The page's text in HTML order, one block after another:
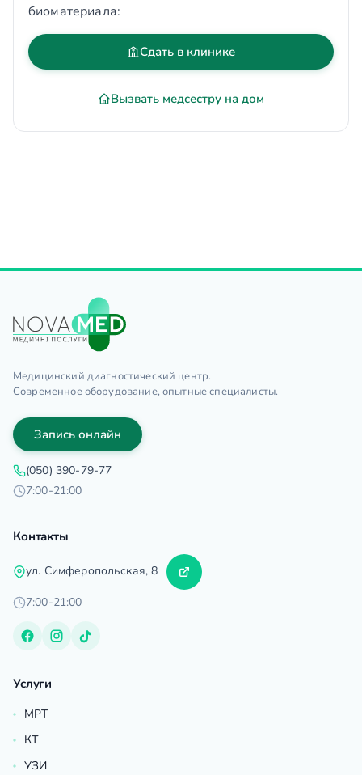
биоматериала:
Сдать в клинике
Вызвать медсестру на дом
Медицинский диагностический центр.
Современное оборудование, опытные специалисты.
Запись онлайн
(050) 390-79-77
7:00-21:00
Контакты
ул. Симферопольская, 8
7:00-21:00
Услуги
МРТ
КТ
УЗИ